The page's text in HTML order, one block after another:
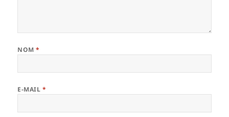
NOM*
E-MAIL *